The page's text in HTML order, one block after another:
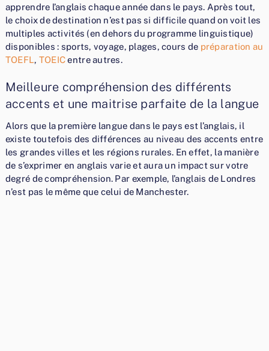
apprendre l’anglais chaque année dans le pays. Après tout,
le choix de destination n’est pas si difficile quand on voit les
multiples activités (en dehors du programme linguistique)
disponibles : sports, voyage, plages, cours de préparation au
TOEFL, TOEICentre autres.
Meilleure compréhension des différents
accents et une maitrise parfaite de la langue
Alors que la première langue dans le pays est l’anglais, il
existe toutefois des différences au niveau des accents entre
les grandes villes et les régions rurales. En effet, la manière
de s’exprimer en anglais varie et aura un impact sur votre
degré de compréhension. Par exemple, l’anglais de Londres
n’est pas le même que celui de Manchester.